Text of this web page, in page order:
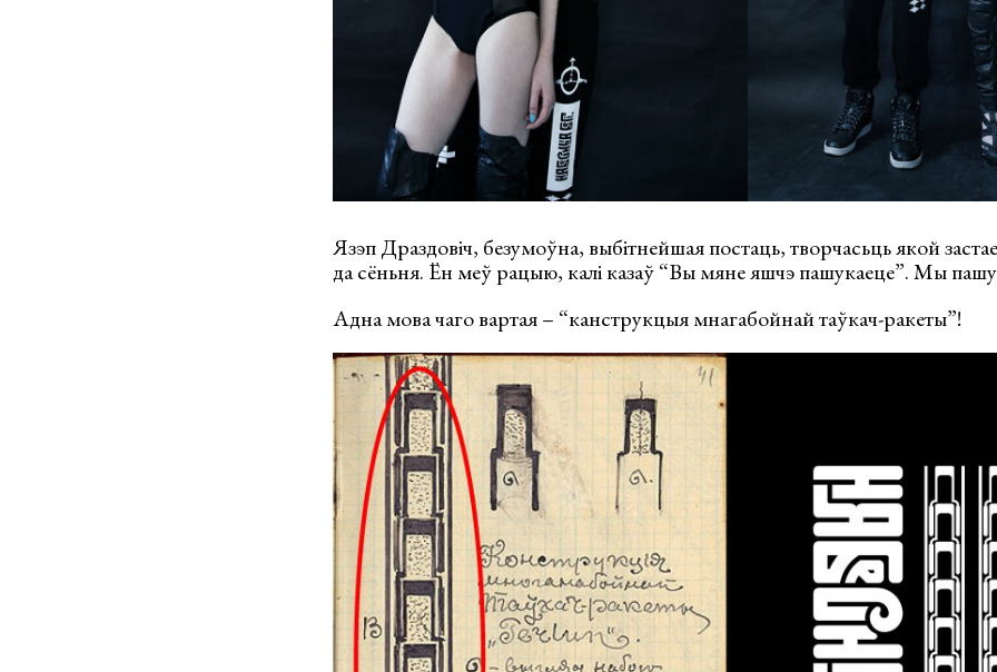
Язэп Драздовіч, безумоўна, выбітнейшая постаць, творчасьць якой
да сёньня. Ён меў рацыю, калі казаў “Вы мяне яшчэ пашукаеце”. Мы
Адна мова чаго вартая – “канструкцыя мнагабойнай таўкач-ракеты”!